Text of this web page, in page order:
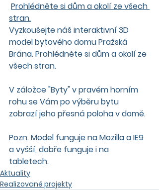
Prohlédněte si dům a okolí ze všech
stran.
Vyzkoušejte náš interaktivní 3D
model bytového domu Pražská
Brána. Prohlédněte si dům a okolí ze
všech stran.
V záložce "Byty" v pravém horním
rohu se Vám po výběru bytu
zobrazí jeho přesná poloha v domě.
Pozn. Model funguje na Mozilla a IE9
a vyšší, dobře funguje i na
tabletech.
Aktuality
Realizované projekty